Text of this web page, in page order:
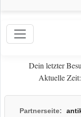
Dein letzter
Aktuelle
Partnerseite: